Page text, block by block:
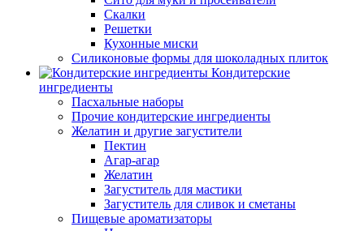
Скалки
Решетки
Кухонные миски
Силиконовые формы для шоколадных плиток
Кондитерские
ингредиенты
Пасхальные наборы
Прочие кондитерские ингредиенты
Желатин и другие загустители
Пектин
Агар-агар
Желатин
Загуститель для мастики
Загуститель для сливок и сметаны
Пищевые ароматизаторы